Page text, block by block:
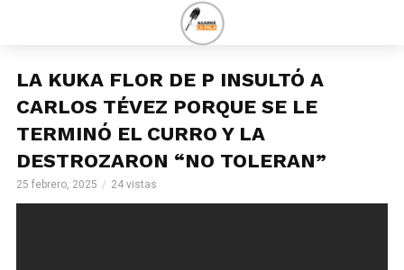
LA KUKA FLOR DE P INSULTÓ A
CARLOS TÉVEZ PORQUE SE LE
TERMINÓ EL CURRO Y LA
DESTROZARON “NO TOLERAN”
25 febrero, 2025 24 vistas